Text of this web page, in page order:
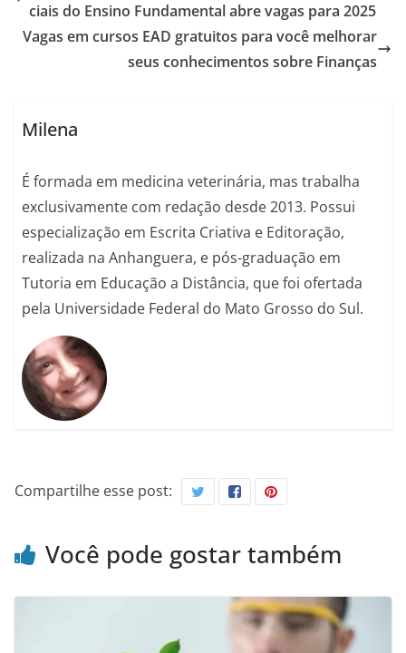
ciais do Ensino Fundamental abre vagas para 2025
Vagas em cursos EAD gratuitos para você melhorar
seus conhecimentos sobre Finanças
Milena
É formada em medicina veterinária, mas trabalha
exclusivamente com redação desde 2013. Possui
especialização em Escrita Criativa e Editoração,
realizada na Anhanguera, e pós-graduação em
Tutoria em Educação a Distância, que foi ofertada
pela Universidade Federal do Mato Grosso do Sul.
Compartilhe esse post:
Você pode gostar também